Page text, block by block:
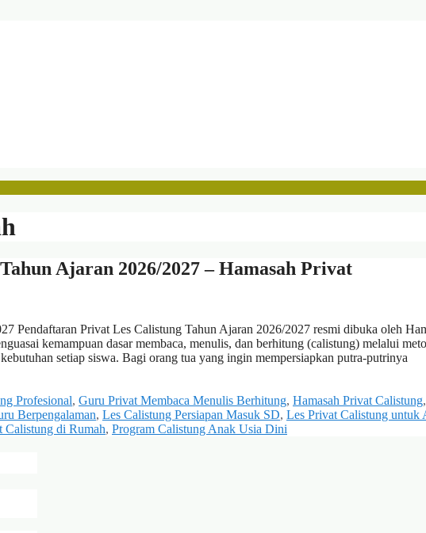
Ajaran 2026/2027 – Hamasah Privat
Pendaftaran Privat Les Calistung Tahun Ajaran 2026/2027 resmi dibuka oleh
kemampuan dasar membaca, menulis, dan berhitung (calistung) melalui
setiap siswa. Bagi orang tua yang ingin mempersiapkan putra-putrinya
Profesional, Guru Privat Membaca Menulis Berhitung, Hamasah Privat Calistung,
Berpengalaman, Les Calistung Persiapan Masuk SD, Les Privat Calistung untuk
Calistung di Rumah, Program Calistung Anak Usia Dini